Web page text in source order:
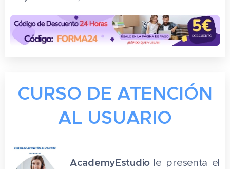
CURSO DE ATENCIÓN
AL USUARIO
AcademyEstudio le presenta el